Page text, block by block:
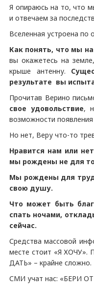
Я опираюсь на то, что
и отвечаем за
Вселенная устроена по
Как понять, что мы
вы окажетесь на
крыше антенну.
результате вы
Прочитав Верино
свое удовольствие,
возможности
Но нет, Веру что-то
Нравится нам или
мы рождены не для
Мы рождены для
свою душу.
Что может быть
спать ночами,
сейчас.
Средства массовой
месте стоит «Я ХОЧУ».
ДАТЬ» – крайне сложно.
СМИ учат нас: «БЕРИ